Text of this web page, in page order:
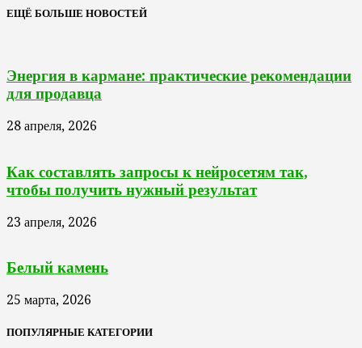
ЕЩЁ БОЛЬШЕ НОВОСТЕЙ
Энергия в кармане: практические рекомендации
для продавца
28 апреля, 2026
Как составлять запросы к нейросетям так,
чтобы получить нужный результат
23 апреля, 2026
Белый камень
25 марта, 2026
ПОПУЛЯРНЫЕ КАТЕГОРИИ